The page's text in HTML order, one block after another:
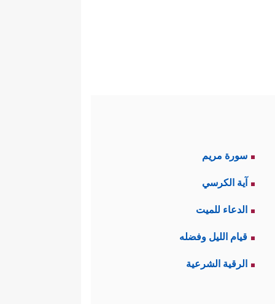
سورة مريم
آية الكرسي
الدعاء للميت
قيام الليل وفضله
الرقية الشرعية